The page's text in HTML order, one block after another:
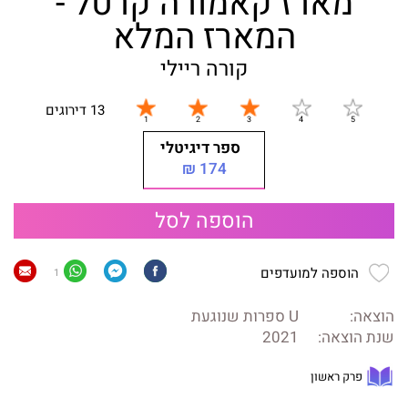
המארז המלא
קורה ריילי
13 דירוגים
ספר דיגיטלי
174 ₪
הוספה לסל
הוספה למועדפים 1
הוצאה:
U ספרות שנוגעת
שנת הוצאה:
2021
פרק ראשון